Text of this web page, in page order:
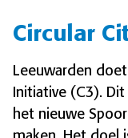
Circular
Leeuwarden
Initiative (C3).
het nieuwe